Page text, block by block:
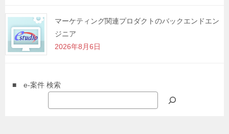
マーケティング関連プロダクトのバックエンドエン
ジニア
2026年8月6日
■ e-案件 検索